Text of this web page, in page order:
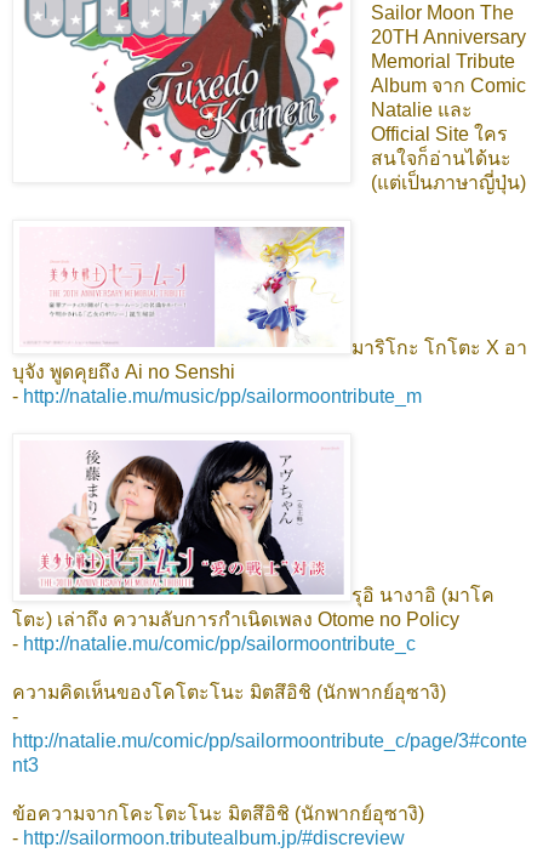
Sailor Moon The
20TH Anniversary
Memorial Tribute
Album จาก Comic
Natalie และ
Official Site ใคร
สนใจก็อ่านได้นะ
(แต่เป็นภาษาญี่ปุ่น)
มาริโกะ โกโตะ X อา
บุจัง พูดคุยถึง Ai no Senshi
- http://natalie.mu/music/pp/sailormoontribute_m
รุอิ นางาอิ (มาโค
โตะ) เล่าถึง ความลับการกำเนิดเพลง Otome no Policy
- http://natalie.mu/comic/pp/sailormoontribute_c
ความคิดเห็นของโคโตะโนะ มิตสึอิชิ (นักพากย์อุซางิ)
-
http://natalie.mu/comic/pp/sailormoontribute_c/page/3#conte
nt3
ข้อความจากโคะโตะโนะ มิตสึอิชิ (นักพากย์อุซางิ)
- http://sailormoon.tributealbum.jp/#discreview